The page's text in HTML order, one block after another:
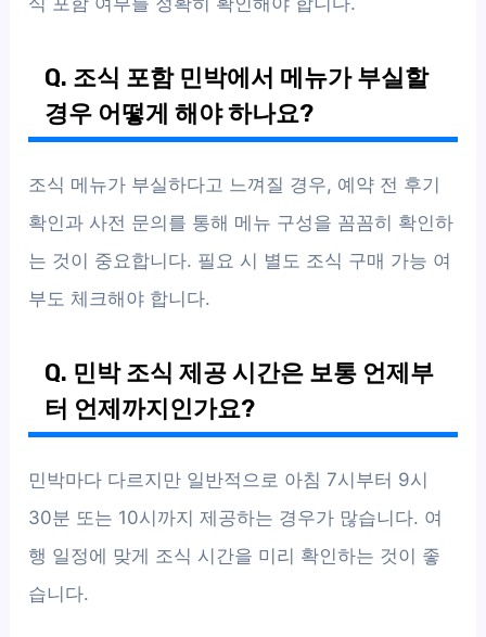
Q. 조식 포함 민박에서 메뉴가 부실할
경우 어떻게 해야 하나요?
조식 메뉴가 부실하다고 느껴질 경우, 예약 전 후기
확인과 사전 문의를 통해 메뉴 구성을 꼼꼼히 확인하
는 것이 중요합니다. 필요 시 별도 조식 구매 가능 여
부도 체크해야 합니다.
Q. 민박 조식 제공 시간은 보통 언제부
터 언제까지인가요?
민박마다 다르지만 일반적으로 아침 7시부터 9시
30분 또는 10시까지 제공하는 경우가 많습니다. 여
행 일정에 맞게 조식 시간을 미리 확인하는 것이 좋
습니다.